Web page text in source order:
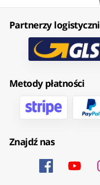
Partnerzy logistyczni
Metody płatności
Znajdź nas